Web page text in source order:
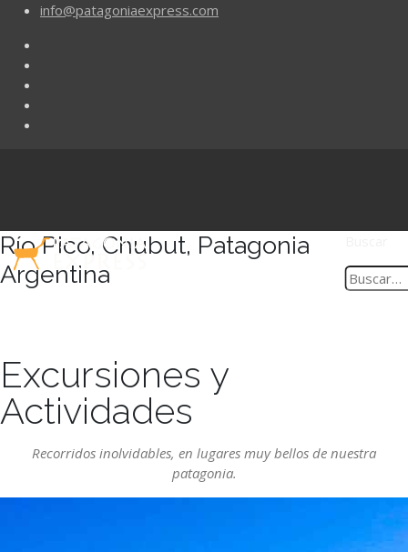
info@patagoniaexpress.com
Río Pico, Chubut, Patagonia
Argentina
Excursiones y
Actividades
Recorridos inolvidables, en lugares muy bellos de nuestra
patagonia.